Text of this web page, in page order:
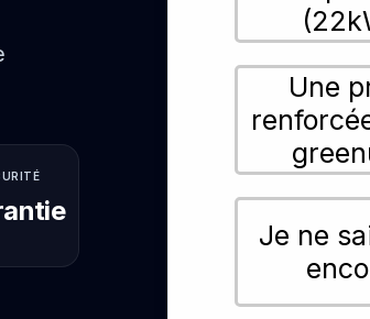
Une
Je ne